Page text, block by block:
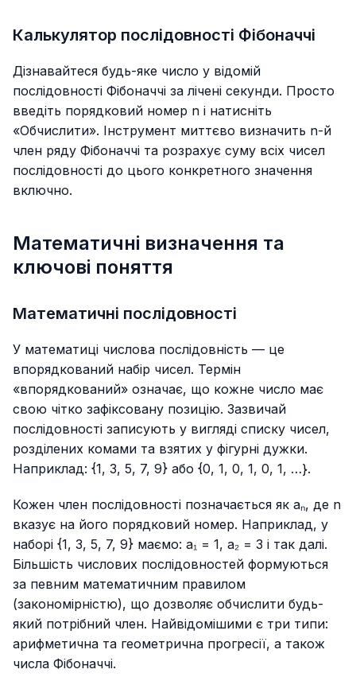
Калькулятор послідовності Фібоначчі
Дізнавайтеся будь-яке число у відомій
послідовності Фібоначчі за лічені секунди. Просто
введіть порядковий номер n і натисніть
«Обчислити». Інструмент миттєво визначить n-й
член ряду Фібоначчі та розрахує суму всіх чисел
послідовності до цього конкретного значення
включно.
Математичні визначення та
ключові поняття
Математичні послідовності
У математиці числова послідовність — це
впорядкований набір чисел. Термін
«впорядкований» означає, що кожне число має
свою чітко зафіксовану позицію. Зазвичай
послідовності записують у вигляді списку чисел,
розділених комами та взятих у фігурні дужки.
Наприклад: {1, 3, 5, 7, 9} або {0, 1, 0, 1, 0, 1, …}.
Кожен член послідовності позначається як aₙ, де n
вказує на його порядковий номер. Наприклад, у
наборі {1, 3, 5, 7, 9} маємо: a₁ = 1, a₂ = 3 і так далі.
Більшість числових послідовностей формуються
за певним математичним правилом
(закономірністю), що дозволяє обчислити будь-
який потрібний член. Найвідомішими є три типи:
арифметична та геометрична прогресії, а також
числа Фібоначчі.